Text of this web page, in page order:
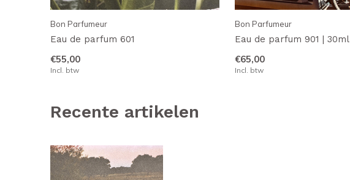
Bon Parfumeur
Eau de parfum 601
€55,00
Incl. btw
Bon Parfumeur
Eau de parfum 901 | 30ml
€65,00
Incl. btw
Recente artikelen